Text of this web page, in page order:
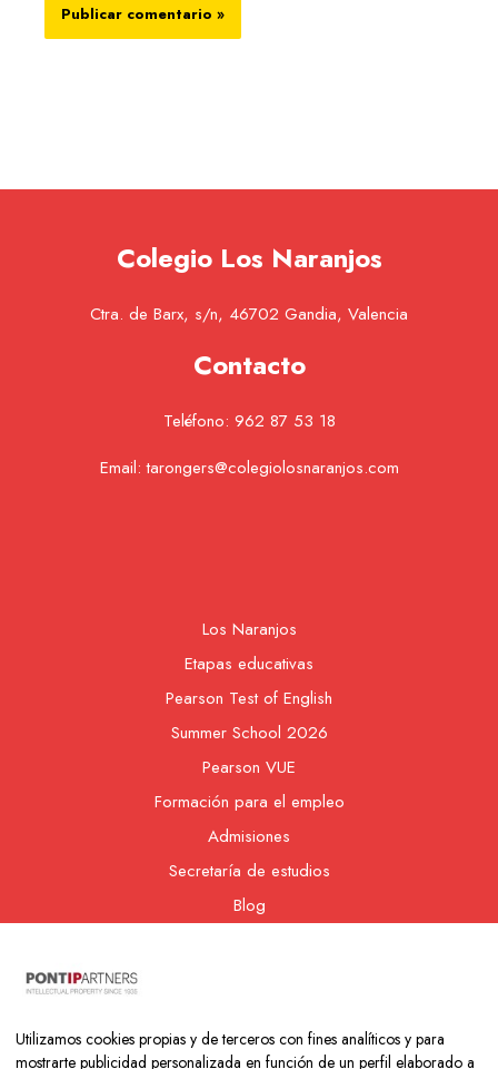
Colegio Los Naranjos
Ctra. de Barx, s/n, 46702 Gandia, Valencia
Contacto
Teléfono: 962 87 53 18
Email:tarongers@colegiolosnaranjos.com
Los Naranjos
Etapas educativas
Pearson Test of English
Summer School 2026
Pearson VUE
Formación para el empleo
Admisiones
Secretaría de estudios
Blog
Utilizamos cookies propias y de terceros con fines analíticos y para
mostrarte publicidad personalizada en función de un perfil elaborado a